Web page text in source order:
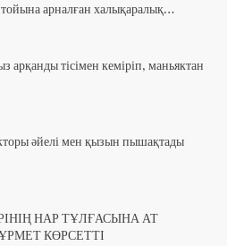
арналған халықаралық…
арқанды тісімен кеміріп, маньяктан
әйелі мен қызын пышақтады
НАР ТҰЛҒАСЫНА АТ
КӨРСЕТТІ